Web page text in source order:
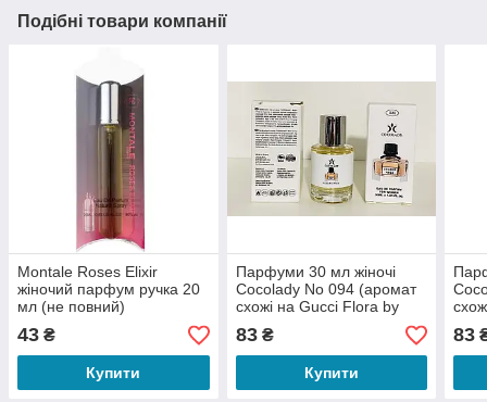
Подібні товари компанії
Montale Roses Elixir
жіночий парфум ручка 20
мл (не повний)
43 ₴
Купити
Парфуми 30 мл жіночі
Cocolady No 094 (аромат
схожі на Gucci Flora by
Gucci)
83₴
Купити
83